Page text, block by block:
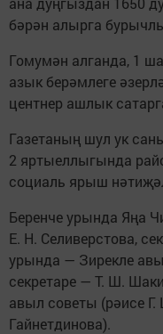
бәрән алырга
Гомумән алганда, 1
азык берәмлеге
центнер ашлык
Газетаның шул ук
2 яртыеллыгында
социаль ярыш
Беренче урында Яңа
Е. Н. Селиверстова,
урында — Зирекле
секретаре — Т. Ш.
авыл советы (рәисе
Гайнетдинова).